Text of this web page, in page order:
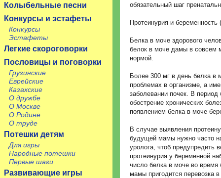
Колыбельные песни
Конкурсы и эстафеты
Конкурсы
Эстафеты
Легкие скороговорки
Пословицы и поговорки
Грузинские
Еврейские
Казахские
О дружбе
О Москве
О Родине
О труде
Потешки детям
Для игры
Народные потешки
Первые шаги
Развивающие игры
обязательный шаг
Протеинурия и
Белка в моче здорового
белок в моче дамы в совсем
нормой.
Более 300 мг в день белка в
проблемах в организме, а
заболевании почек. В
обострение хронических
появлением белка в моче
В случае выявления
будущей мамы нужно часто
уролога, чтоб предупредить
протеинурия у беременной
число белка в моче во время
мамы пригодится перевозка